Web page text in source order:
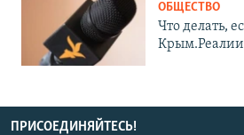
ОБЩЕСТВО
Что делать,
Крым.Реалии
ПРИСОЕДИНЯЙТЕСЬ!